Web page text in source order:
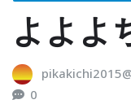
よよよ
0